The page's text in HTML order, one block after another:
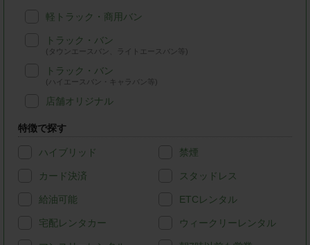
軽トラック・商用バン
トラック・バン
(タウンエースバン、ライトエースバン等)
トラック・バン
(ハイエースバン・キャラバン等)
店舗オリジナル
特徴で探す
ハイブリッド 禁煙
カード決済 スタッドレス
給油可能 ETCレンタル
宅配レンタカー ウィークリーレンタル